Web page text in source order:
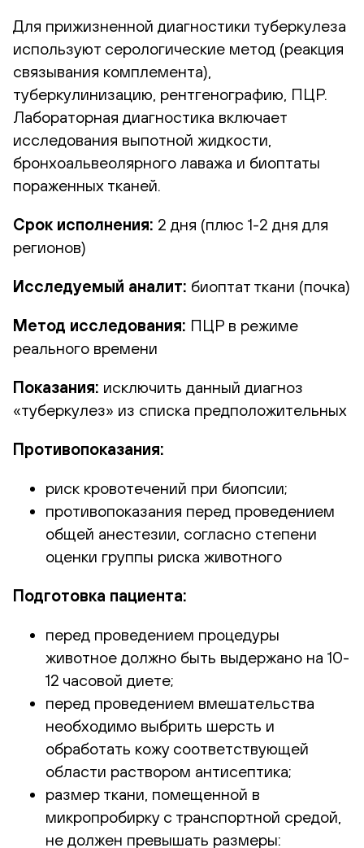
Для прижизненной диагностики туберкулеза
используют серологические метод (реакция
связывания комплемента),
туберкулинизацию, рентгенографию, ПЦР.
Лабораторная диагностика включает
исследования выпотной жидкости,
бронхоальвеолярного лаважа и биоптаты
пораженных тканей.
Срок исполнения: 2 дня (плюс 1-2 дня для
регионов)
Исследуемый аналит: биоптат ткани (почка)
Метод исследования: ПЦР в режиме
реального времени
Показания: исключить данный диагноз
«туберкулез» из списка предположительных
Противопоказания:
риск кровотечений при биопсии;
противопоказания перед проведением
общей анестезии, согласно степени
оценки группы риска животного
Подготовка пациента:
перед проведением процедуры
животное должно быть выдержано на 10-
12 часовой диете;
перед проведением вмешательства
необходимо выбрить шерсть и
обработать кожу соответствующей
области раствором антисептика;
размер ткани, помещенной в
микропробирку с транспортной средой,
не должен превышать размеры: